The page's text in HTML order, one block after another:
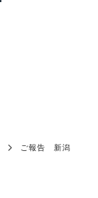
ご報告 新潟